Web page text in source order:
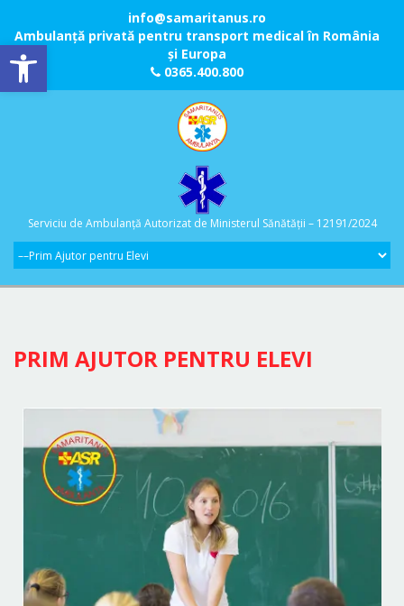
Deschide bara de unelte
info@samaritanus.ro
Ambulanță privată pentru transport medical în România
și Europa
0365.400.800
Serviciu de Ambulanță Autorizat de Ministerul Sănătății – 12191/2024
PRIM AJUTOR PENTRU ELEVI